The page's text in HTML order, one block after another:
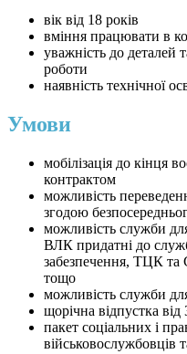
вік від 18 років
вміння працювати в
уважність до деталей
роботи
наявність технічної
Умови
мобілізація до кінця
контрактом
можливість
згодою
можливість служби
ВЛК придатні до
забезпечення, ТЦК
тощо
можливість служби
щорічна відпустка від
пакет соціальних і
військовослужбовців